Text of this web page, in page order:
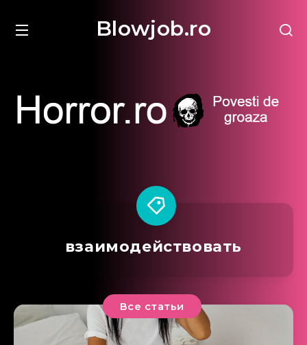
Blowjob.ro
взаимодействовать
Все статьи